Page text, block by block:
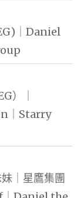
｜Daniel
）｜
｜Starry
｜星鷹集團